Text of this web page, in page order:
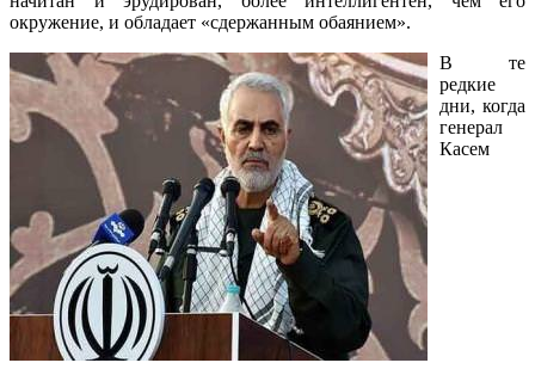
окружение, и обладает «сдержанным обаянием».
В те
редкие
дни, когда
генерал
Касем